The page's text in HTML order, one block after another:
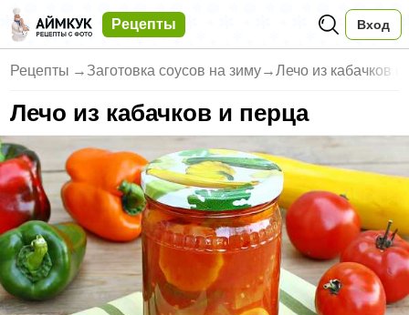
Рецепты Вход
Рецепты → Заготовка соусов на зиму→Лечо из кабачков и
Лечо из кабачков и перца